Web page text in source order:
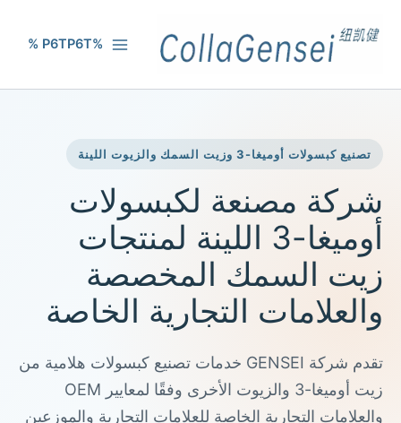
%P6TP6T %
تصنيع كبسولات أوميغا-3 وزيت السمك والزيوت اللينة
شركة مصنعة لكبسولات
أوميغا-3 اللينة لمنتجات
زيت السمك المخصصة
والعلامات التجارية الخاصة
تقدم شركة GENSEI خدمات تصنيع كبسولات هلامية من
زيت أوميغا-3 والزيوت الأخرى وفقًا لمعايير OEM
والعلامات التجارية الخاصة للعلامات التجارية والموزعين